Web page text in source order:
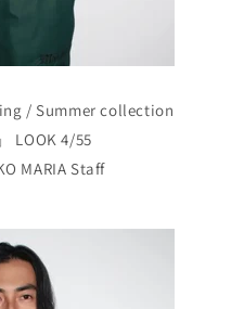
/ Summer collection
LOOK 4/55
MARIA Staff